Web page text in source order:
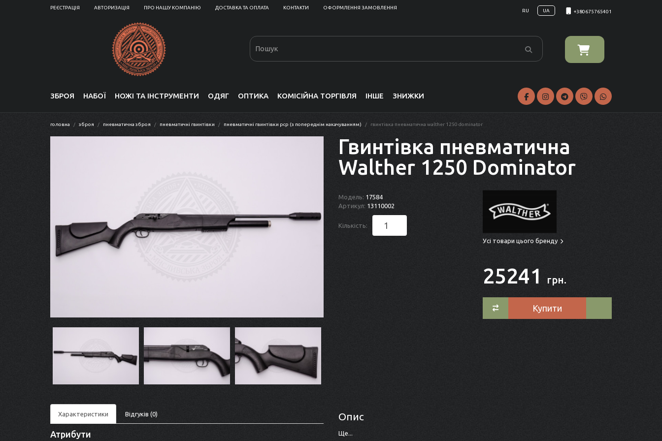
РЕЄСТРАЦІЯ АВТОРИЗАЦІЯ ПРО НАШУ КОМПАНІЮ ДОСТАВКА ТА ОПЛАТА КОНТАКТИ ОФОРМЛЕННЯ ЗАМОВЛЕННЯ
RU UA +380675765401
ЗБРОЯ НАБОЇ НОЖІ ТА ІНСТРУМЕНТИ ОДЯГ ОПТИКА КОМІСІЙНА ТОРГІВЛЯ ІНШЕ ЗНИЖКИ
головна зброя пневматична зброя пневматичні гвинтівки пневматичні гвинтівки рср (з попереднім накачуванням) гвинтівка пневматична walther 1250 dominator
Гвинтівка пневматична
Walther 1250 Dominator
Модель: 17584
Артикул: 13110002
Кількість:
Усі товари цього бренду
25241 грн.
Купити
Характеристики Відгуків (0)
Атрибути
Опис
Ще...